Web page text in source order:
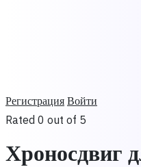
Регистрация Войти
Rated 0 out of 5
Хроносдвиг